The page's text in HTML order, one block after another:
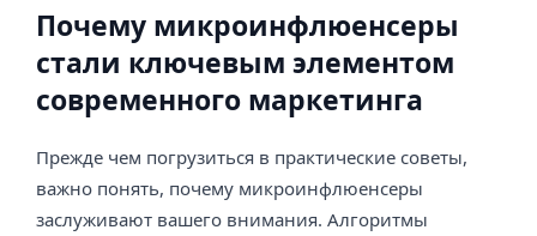
Почему микроинфлюенсеры
стали ключевым элементом
современного маркетинга
Прежде чем погрузиться в практические советы,
важно понять, почему микроинфлюенсеры
заслуживают вашего внимания. Алгоритмы